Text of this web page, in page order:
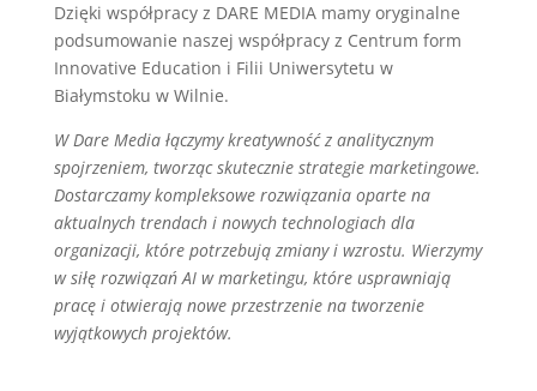
Dzięki współpracy z DARE MEDIA mamy oryginalne
podsumowanie naszej współpracy z Centrum form
Innovative Education i Filii Uniwersytetu w
Białymstoku w Wilnie.
W Dare Media łączymy kreatywność z analitycznym
spojrzeniem, tworząc skutecznie strategie marketingowe.
Dostarczamy kompleksowe rozwiązania oparte na
aktualnych trendach i nowych technologiach dla
organizacji, które potrzebują zmiany i wzrostu. Wierzymy
w siłę rozwiązań AI w marketingu, które usprawniają
pracę i otwierają nowe przestrzenie na tworzenie
wyjątkowych projektów.